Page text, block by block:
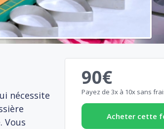
nécessite
Vous
90€
Payez de 3x à 10x sans
Acheter cette